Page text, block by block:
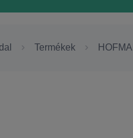
Termékek